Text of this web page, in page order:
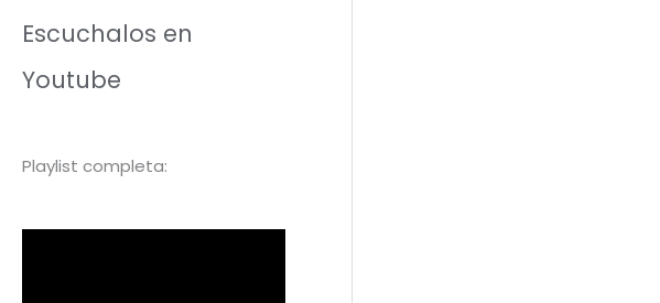
Escuchalos en
Youtube
Playlist completa: